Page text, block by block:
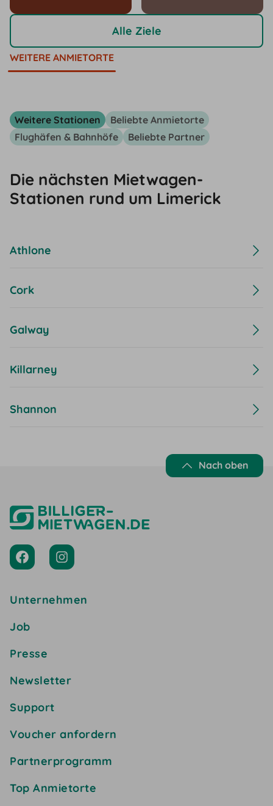
Alle Ziele
WEITERE ANMIETORTE
Weitere Stationen
Beliebte Anmietorte
Flughäfen & Bahnhöfe
Beliebte Partner
Die nächsten Mietwagen-
Stationen rund um Limerick
Athlone
Cork
Galway
Killarney
Shannon
Nach oben
Unternehmen
Job
Presse
Newsletter
Support
Voucher anfordern
Partnerprogramm
Top Anmietorte